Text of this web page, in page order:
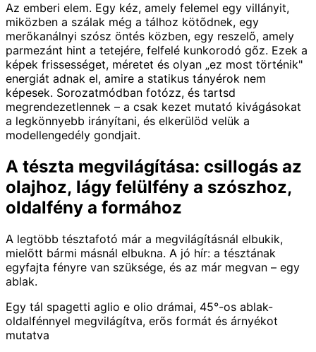
Az emberi elem. Egy kéz, amely felemel egy villányit,
miközben a szálak még a tálhoz kötődnek, egy
merőkanálnyi szósz öntés közben, egy reszelő, amely
parmezánt hint a tetejére, felfelé kunkorodó gőz. Ezek a
képek frissességet, méretet és olyan „ez most történik"
energiát adnak el, amire a statikus tányérok nem
képesek. Sorozatmódban fotózz, és tartsd
megrendezetlennek – a csak kezet mutató kivágásokat
a legkönnyebb irányítani, és elkerülöd velük a
modellengedély gondjait.
A tészta megvilágítása: csillogás az
olajhoz, lágy felülfény a szószhoz,
oldalfény a formához
A legtöbb tésztafotó már a megvilágításnál elbukik,
mielőtt bármi másnál elbukna. A jó hír: a tésztának
egyfajta fényre van szüksége, és az már megvan – egy
ablak.
Egy tál spagetti aglio e olio drámai, 45°-os ablak-
oldalfénnyel megvilágítva, erős formát és árnyékot
mutatva